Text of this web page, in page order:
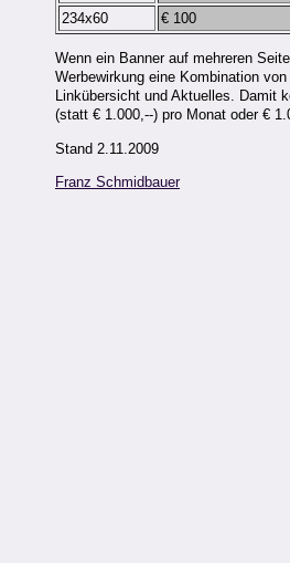
234x60
€ 100
Wenn ein Banner auf mehreren
Werbewirkung eine Kombination
Linkübersicht und Aktuelles. Damit
(statt € 1.000,--) pro Monat oder €
Stand 2.11.2009
Franz Schmidbauer